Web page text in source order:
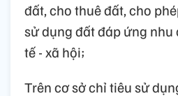
đất, cho thuê đất, cho
sử dụng đất đáp ứng
tế - xã hội;
Trên cơ sở chỉ tiêu sử